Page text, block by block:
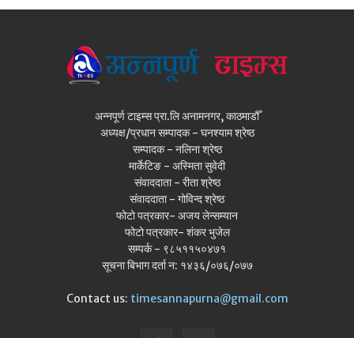
अन्नपूर्ण टाइम्स प्रा.लि अनामनगर, काठमाडौँ
अध्यक्ष/प्रधान सम्पादक - घनश्याम श्रेष्ठ
सम्पादक - नलिना श्रेष्ठ
मार्केटिङ - अस्मिता सुवेदी
संवाददाता - रीता श्रेष्ठ
संवाददाता - गोविन्द श्रेष्ठ
फोटो पत्रकार- अजय लेन्सम्यान
फोटो पत्रकार- शंकर भुजेल
सम्पर्क - ९८५११५०४७१
सूचना बिभाग दर्ता न: १४३६/०७६/०७७
Contact us: timesannapurna@gmail.com